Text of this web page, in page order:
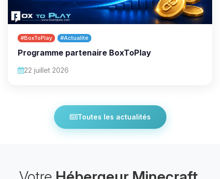
#BoxToPlay #Actualité
Programme partenaire BoxToPlay
22 juillet 2026
Toutes les actualités